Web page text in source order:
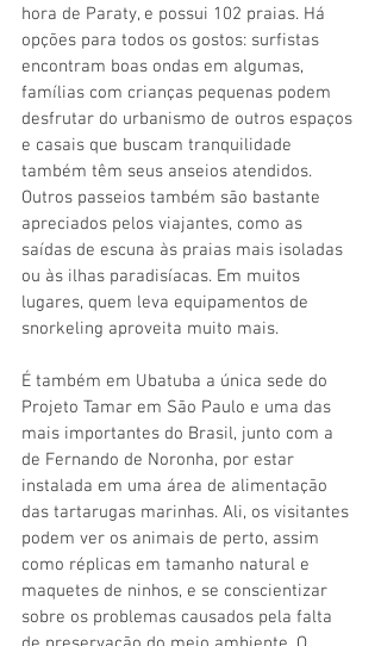
hora de Paraty, e possui 102 praias. Há
opções para todos os gostos: surfistas
encontram boas ondas em algumas,
famílias com crianças pequenas podem
desfrutar do urbanismo de outros espaços
e casais que buscam tranquilidade
também têm seus anseios atendidos.
Outros passeios também são bastante
apreciados pelos viajantes, como as
saídas de escuna às praias mais isoladas
ou às ilhas paradisíacas. Em muitos
lugares, quem leva equipamentos de
snorkeling aproveita muito mais.
É também em Ubatuba a única sede do
Projeto Tamar em São Paulo e uma das
mais importantes do Brasil, junto com a
de Fernando de Noronha, por estar
instalada em uma área de alimentação
das tartarugas marinhas. Ali, os visitantes
podem ver os animais de perto, assim
como réplicas em tamanho natural e
maquetes de ninhos, e se conscientizar
sobre os problemas causados pela falta